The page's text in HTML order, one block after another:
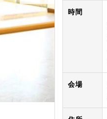
時間
会場